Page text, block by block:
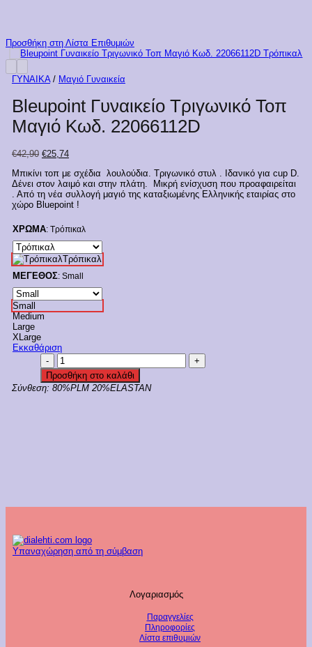
Προσθήκη στη Λίστα Επιθυμιών
ΓΥΝΑΙΚΑ / Μαγιό Γυναικεία
Bleupoint Γυναικείο Τριγωνικό Τοπ
Μαγιό Κωδ. 22066112D
€42,90 Original
was:
€42,90.
€25,74Η
τιμή
είναι:
€25,74.
Μπικίνι τοπ με σχέδια λουλούδια. Τριγωνικό στυλ . Ιδανικό για cup D.
Δένει στον λαιμό και στην πλάτη. Μικρή ενίσχυση που προαφαιρείται
. Από τη νέα συλλογή μαγιό της καταξιωμένης Ελληνικής εταιρίας στο
χώρο Bluepoint !
ΧΡΩΜΑ: Τρόπικαλ
Τρόπικαλ
ΜΕΓΕΘΟΣ: Small
Small
Medium
Large
XLarge
Εκκαθάριση
Bleupoint
Γυναικείο
Τριγωνικό
Τοπ
Προσθήκη στο καλάθι
Σύνθεση: 80%PLM 20%ELASTAN
Υπαναχώρηση από τη σύμβαση
Λογαριασμός
Παραγγελίες
Πληροφορίες
Λίστα επιθυμιών